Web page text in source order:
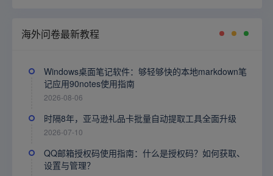
海外问卷最新教程
Windows桌面笔记软件：够轻够快的本地markdown笔
记应用90notes使用指南
2026-08-06
时隔8年，亚马逊礼品卡批量自动提取工具全面升级
2026-07-10
QQ邮箱授权码使用指南：什么是授权码？如何获取、
设置与管理？